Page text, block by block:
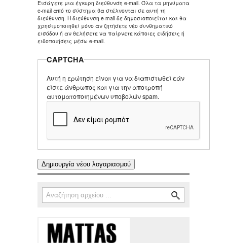
Εισάγετε μια έγκυρη διεύθυνση e-mail. Όλα τα μηνύματα
e-mail από το σύστημα θα στέλνονται σε αυτή τη
διεύθυνση. Η διεύθυνση e-mail δε δημοσιοποιείται και θα
χρησιμοποιηθεί μόνο αν ζητήσετε νέο συνθηματικό
εισόδου ή αν θελήσετε να παίρνετε κάποιες ειδήσεις ή
ειδοποιήσεις μέσω e-mail.
CAPTCHA
Αυτή η ερώτηση είναι για να διαπιστωθεί εάν
είστε άνθρωπος και για την αποτροπή
αυτοματοποιημένων υποβολών spam.
Φόρμα αναζήτησης
Αναζήτηση